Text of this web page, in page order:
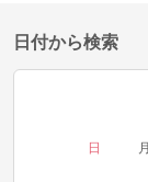
日付から検索
日 月